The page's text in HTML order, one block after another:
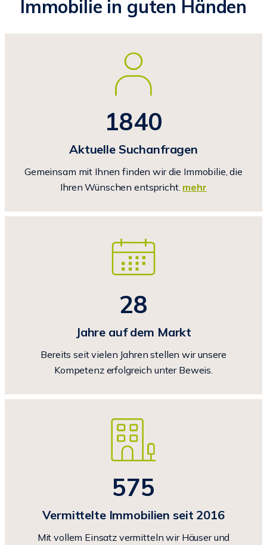
Immobilie in guten Händen
1840
Aktuelle Suchanfragen
Gemeinsam mit Ihnen finden wir die Immobilie, die
Ihren Wünschen entspricht. mehr
28
Jahre auf dem Markt
Bereits seit vielen Jahren stellen wir unsere
Kompetenz erfolgreich unter Beweis.
575
Vermittelte Immobilien seit 2016
Mit vollem Einsatz vermitteln wir Häuser und